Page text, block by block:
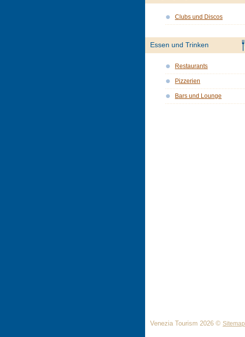
Clubs und Discos
Essen und Trinken
Restaurants
Pizzerien
Bars und Lounge
Venezia Tourism 2026 © Sitemap